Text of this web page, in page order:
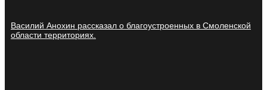
Василий Анохин рассказал о благоустроенных в Смоленской
области территориях.